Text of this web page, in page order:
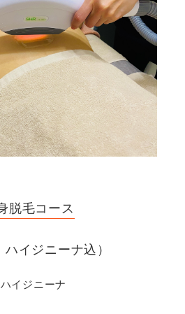
脱⽑コース
イジニーナ込）
イジニーナ